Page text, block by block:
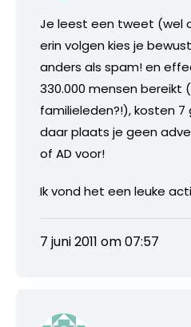
Je leest een tweet (wel
erin volgen kies je
anders als spam! en
330.000 mensen bereikt
familieleden?!), kosten
daar plaats je geen
of AD voor!
Ik vond het een leuke
7 juni 2011 om 07:57